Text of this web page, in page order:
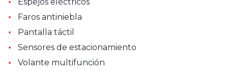
• Faros antiniebla
• Pantalla táctil
• Sensores de estacionamiento
• Volante multifunción